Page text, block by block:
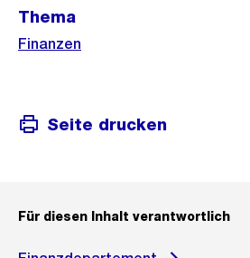
Weitere
Informationen
Thema
Finanzen
Seite drucken
Für diesen Inhalt verantwortlich